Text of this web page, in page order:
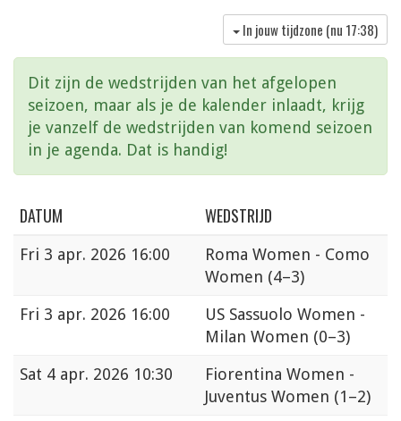
In jouw tijdzone (nu 17:38)
Dit zijn de wedstrijden van het afgelopen
seizoen, maar als je de kalender inlaadt, krijg
je vanzelf de wedstrijden van komend seizoen
in je agenda. Dat is handig!
DATUM WEDSTRIJD
Fri 3 apr. 2026 16:00
Roma Women - Como
Women (4–3)
Fri 3 apr. 2026 16:00
US Sassuolo Women -
Milan Women (0–3)
Sat 4 apr. 2026 10:30
Fiorentina Women -
Juventus Women (1–2)